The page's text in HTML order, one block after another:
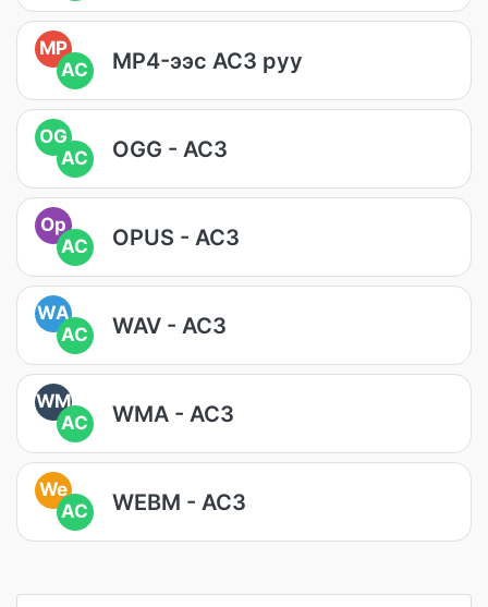
MP
AC
MP4-ээс AC3 руу
OG
AC
OGG - AC3
Op
AC
OPUS - AC3
WA
AC
WAV - AC3
WM
AC
WMA - AC3
We
AC
WEBM - AC3